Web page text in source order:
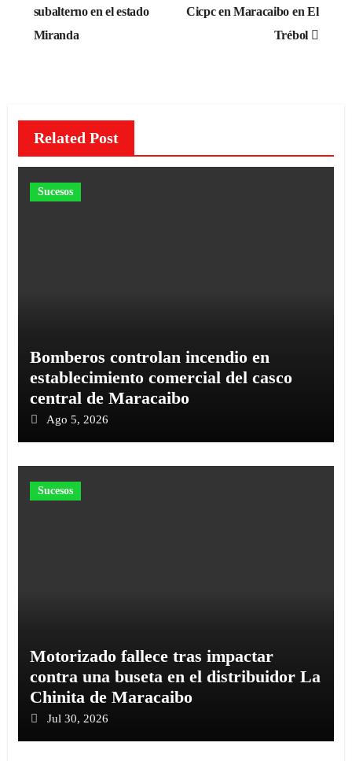
entradas
subalterno en el estado
Miranda
Cicpc en Maracaibo en El
Trébol
Related Post
Sucesos
Bomberos controlan incendio en
establecimiento comercial del casco
central de Maracaibo
Ago 5, 2026
Sucesos
Motorizado fallece tras impactar
contra una buseta en el distribuidor La
Chinita de Maracaibo
Jul 30, 2026